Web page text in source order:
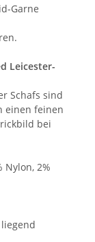
Garne
Leicester-
Schafs sind
einen feinen
bei
Nylon, 2%
liegend